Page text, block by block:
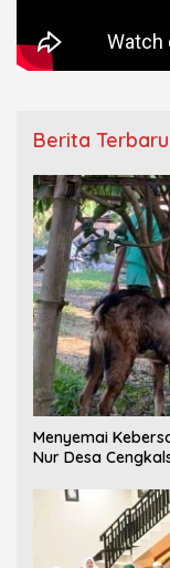
Berita Terbaru
Menyemai
Nur Desa